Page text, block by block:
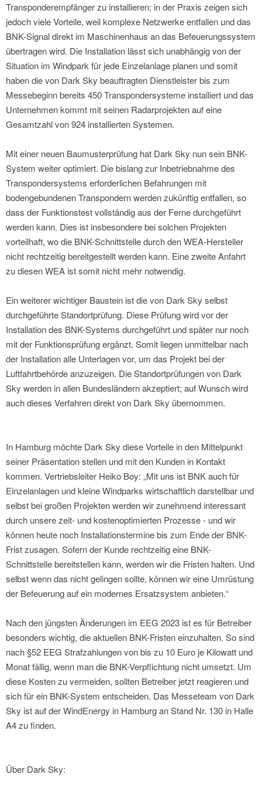
Transponderempfänger zu installieren; in der Praxis zeigen sich
jedoch viele Vorteile, weil komplexe Netzwerke entfallen und das
BNK-Signal direkt im Maschinenhaus an das Befeuerungssystem
übertragen wird. Die Installation lässt sich unabhängig von der
Situation im Windpark für jede Einzelanlage planen und somit
haben die von Dark Sky beauftragten Dienstleister bis zum
Messebeginn bereits 450 Transpondersysteme installiert und das
Unternehmen kommt mit seinen Radarprojekten auf eine
Gesamtzahl von 924 installierten Systemen.
Mit einer neuen Baumusterprüfung hat Dark Sky nun sein BNK-
System weiter optimiert. Die bislang zur Inbetriebnahme des
Transpondersystems erforderlichen Befahrungen mit
bodengebundenen Transpondern werden zukünftig entfallen, so
dass der Funktionstest vollständig aus der Ferne durchgeführt
werden kann. Dies ist insbesondere bei solchen Projekten
vorteilhaft, wo die BNK-Schnittstelle durch den WEA-Hersteller
nicht rechtzeitig bereitgestellt werden kann. Eine zweite Anfahrt
zu diesen WEA ist somit nicht mehr notwendig.
Ein weiterer wichtiger Baustein ist die von Dark Sky selbst
durchgeführte Standortprüfung. Diese Prüfung wird vor der
Installation des BNK-Systems durchgeführt und später nur noch
mit der Funktionsprüfung ergänzt. Somit liegen unmittelbar nach
der Installation alle Unterlagen vor, um das Projekt bei der
Luftfahrtbehörde anzuzeigen. Die Standortprüfungen von Dark
Sky werden in allen Bundesländern akzeptiert; auf Wunsch wird
auch dieses Verfahren direkt von Dark Sky übernommen.
In Hamburg möchte Dark Sky diese Vorteile in den Mittelpunkt
seiner Präsentation stellen und mit den Kunden in Kontakt
kommen. Vertriebsleiter Heiko Boy: „Mit uns ist BNK auch für
Einzelanlagen und kleine Windparks wirtschaftlich darstellbar und
selbst bei großen Projekten werden wir zunehmend interessant
durch unsere zeit- und kostenoptimierten Prozesse - und wir
können heute noch Installationstermine bis zum Ende der BNK-
Frist zusagen. Sofern der Kunde rechtzeitig eine BNK-
Schnittstelle bereitstellen kann, werden wir die Fristen halten. Und
selbst wenn das nicht gelingen sollte, können wir eine Umrüstung
der Befeuerung auf ein modernes Ersatzsystem anbieten.“
Nach den jüngsten Änderungen im EEG 2023 ist es für Betreiber
besonders wichtig, die aktuellen BNK-Fristen einzuhalten. So sind
nach §52 EEG Strafzahlungen von bis zu 10 Euro je Kilowatt und
Monat fällig, wenn man die BNK-Verpflichtung nicht umsetzt. Um
diese Kosten zu vermeiden, sollten Betreiber jetzt reagieren und
sich für ein BNK-System entscheiden. Das Messeteam von Dark
Sky ist auf der WindEnergy in Hamburg an Stand Nr. 130 in Halle
A4 zu finden.
Über Dark Sky: